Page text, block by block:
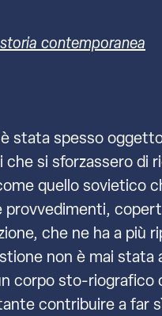
contemporanea
stata spesso
si sforzassero di
quello sovietico
provvedimenti,
che ne ha a più
non è mai
corpo sto-
contribuire a far